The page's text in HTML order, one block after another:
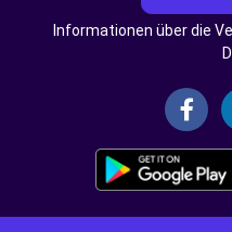
Informationen über die